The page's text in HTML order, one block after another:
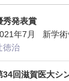
秀発表賞
年7月 新学術
徳治
34回滋賀医大シ